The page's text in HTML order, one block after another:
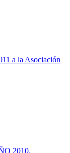
a la Asociación
2010.